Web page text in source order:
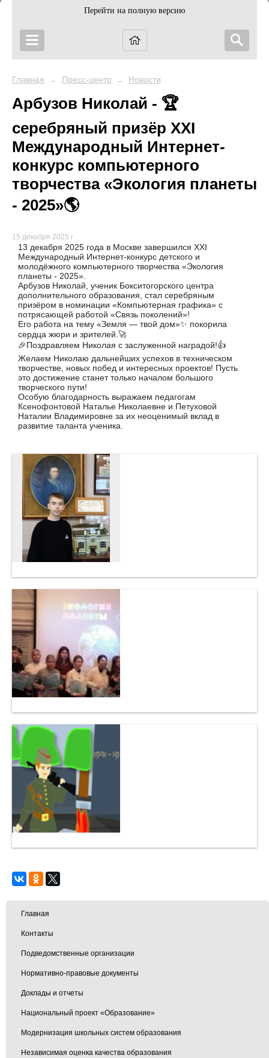
Перейти на полную версию
Главная → Пресс-центр → Новости
Арбузов Николай - 🏆
серебряный призёр XXI
Международный Интернет-
конкурс компьютерного
творчества «Экология планеты
- 2025»🌎
15 декабря 2025 г.
13 декабря 2025 года в Москве завершился XXI
Международный Интернет-конкурс детского и
молодёжного компьютерного творчества «Экология
планеты - 2025».
Арбузов Николай, ученик Бокситогорского центра
дополнительного образования, стал серебряным
призёром в номинации «Компьютерная графика» с
потрясающей работой «Связь поколений»!
Его работа на тему «Земля — твой дом»✨ покорила
сердца жюри и зрителей.🚀
🎉Поздравляем Николая с заслуженной наградой!👍
Желаем Николаю дальнейших успехов в техническом
творчестве, новых побед и интересных проектов! Пусть
это достижение станет только началом большого
творческого пути!
Особую благодарность выражаем педагогам
Ксенофонтовой Наталье Николаевне и Петуховой
Наталии Владимировне за их неоценимый вклад в
развитие таланта ученика.
Главная
Контакты
Подведомственные организации
Нормативно-правовые документы
Доклады и отчеты
Национальный проект «Образование»
Модернизация школьных систем образования
Независимая оценка качества образования